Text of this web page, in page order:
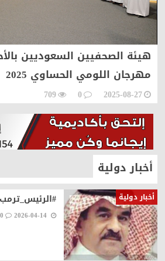
هيئة الصحفيين السعوديين
مهرجان اللومي الحساوي 2025
2025-08-27
0
709
أخبار دولية
أخبار دولية
2026-04-14
0